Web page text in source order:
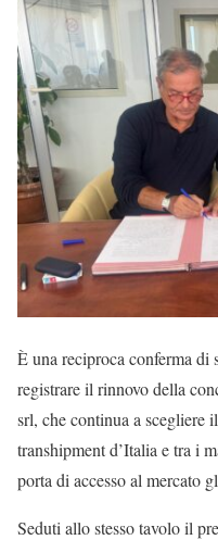
È una reciproca conferma di
registrare il rinnovo della
srl, che continua a scegliere
transhipment d’Italia e tra i
porta di accesso al mercato
Seduti allo stesso tavolo il